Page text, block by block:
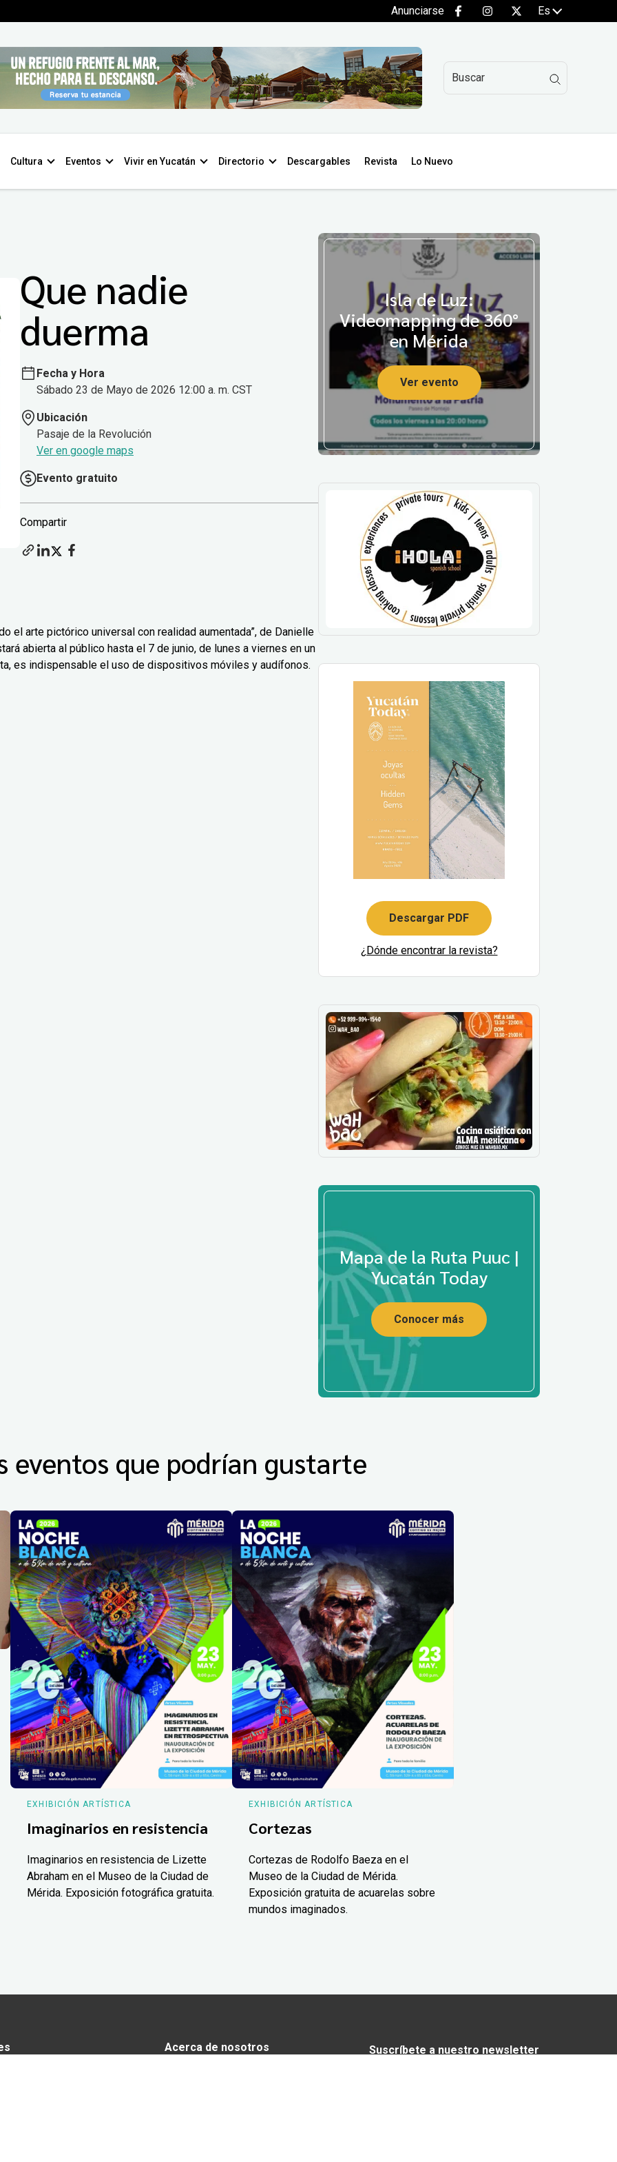
Anunciarse Es
Cultura Eventos Vivir en Yucatán Directorio Descargables Revista Lo Nuevo
Que nadie
duerma
Fecha y Hora
Sábado 23 de Mayo de 2026 12:00 a. m. CST
Ubicación
Pasaje de la Revolución
Ver en google maps
Evento gratuito
Compartir
el arte pictórico universal con realidad aumentada”, de Danielle
abierta al público hasta el 7 de junio, de lunes a viernes en un
es indispensable el uso de dispositivos móviles y audífonos.
Isla de Luz:
Videomapping de 360°
en Mérida
Ver evento
Descargar PDF
¿Dónde encontrar la revista?
Mapa de la Ruta Puuc |
Yucatán Today
Conocer más
eventos que podrían gustarte
EXHIBICIÓN ARTÍSTICA
Imaginarios en resistencia
Imaginarios en resistencia de Lizette
Abraham en el Museo de la Ciudad de
Mérida. Exposición fotográfica gratuita.
EXHIBICIÓN ARTÍSTICA
Cortezas
Cortezas de Rodolfo Baeza en el
Museo de la Ciudad de Mérida.
Exposición gratuita de acuarelas sobre
mundos imaginados.
Acerca de nosotros
Suscríbete a nuestro newsletter